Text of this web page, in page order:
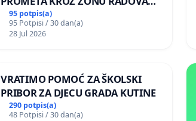
ZA STANOVNIKE Mjesnog odbora
Kamensko i Lemić Brdo
95 potpis(a)
95 Potpisi / 30 dan(a)
28 Jul 2026
VRATIMO POMOĆ ZA ŠKOLSKI
PRIBOR ZA DJECU GRADA KUTINE
290 potpis(a)
48 Potpisi / 30 dan(a)